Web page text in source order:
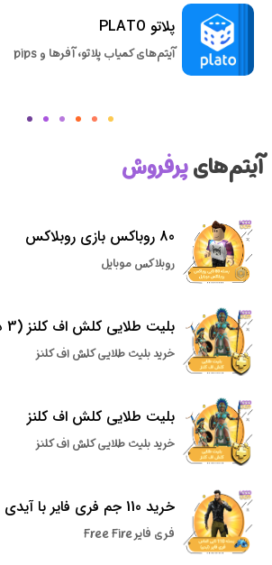
پلاتو PLATO
آیتم‌های کمیاب پلاتو، آفرها و pips
آیتم‌هایپرفروش
80 روباکس بازی روبلاکس
روبلاکس موبایل
بلیت طلایی کلش اف کلنز (3 دلاری)
خرید بلیت طلایی کلش اف کلنز
بلیت طلایی کلش اف کلنز
خرید بلیت طلایی کلش اف کلنز
خرید 110 جم فری فایر با آیدی
فری فایر Free Fire